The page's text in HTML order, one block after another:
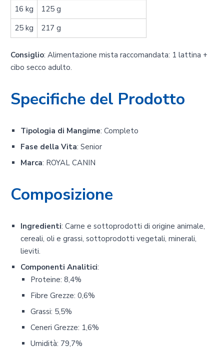
16 kg
125 g
25 kg
217 g
Consiglio: Alimentazione mista raccomandata: 1 lattina +
cibo secco adulto.
Specifiche del Prodotto
Tipologia di Mangime: Completo
Fase della Vita: Senior
Marca: ROYAL CANIN
Composizione
Ingredienti: Carne e sottoprodotti di origine animale,
cereali, oli e grassi, sottoprodotti vegetali, minerali,
lieviti.
Componenti Analitici:
Proteine: 8,4%
Fibre Grezze: 0,6%
Grassi: 5,5%
Ceneri Grezze: 1,6%
Umidità: 79,7%